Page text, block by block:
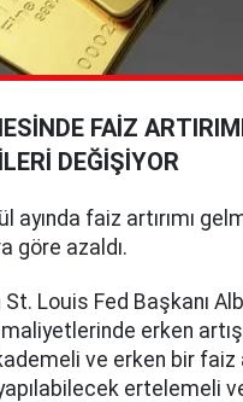
FAİZ
DEĞİŞİYOR
ayında faiz artırımı
göre azaldı.
St. Louis Fed Başkanı
erken
ve erken bir faiz
ertelemeli